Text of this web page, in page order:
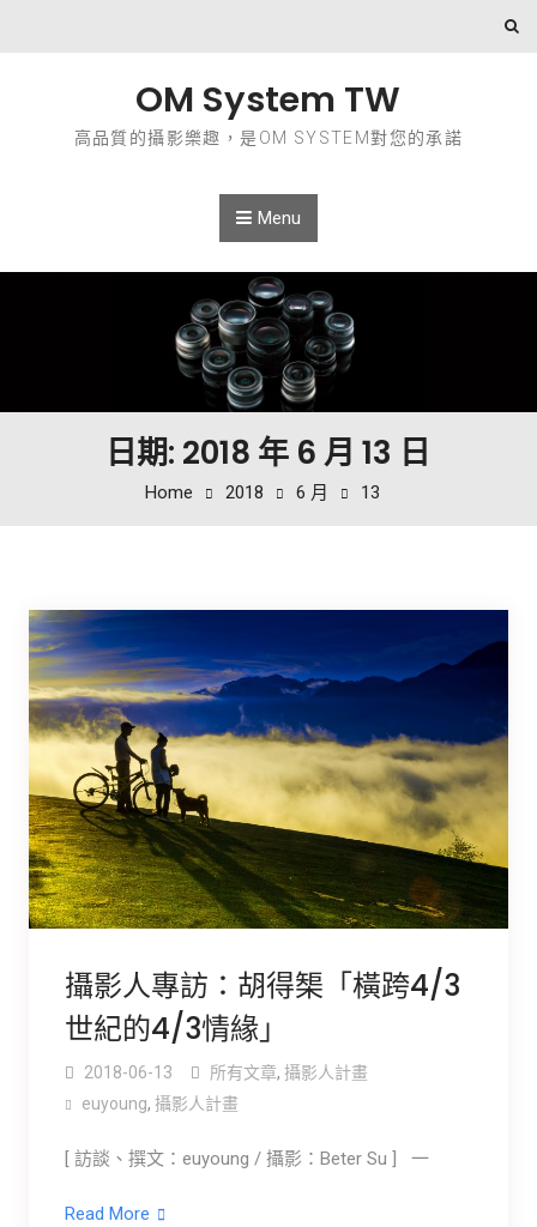
OM System TW
高品質的攝影樂趣，是OM SYSTEM對您的承諾
Menu
日期: 2018 年 6 月 13 日
Home 2018 6 月 13
攝影人專訪：胡得榘「橫跨4/3
世紀的4/3情緣」
2018-06-13 所有文章, 攝影人計畫
euyoung, 攝影人計畫
[ 訪談、撰文：euyoung / 攝影：Beter Su ] 一
Read More